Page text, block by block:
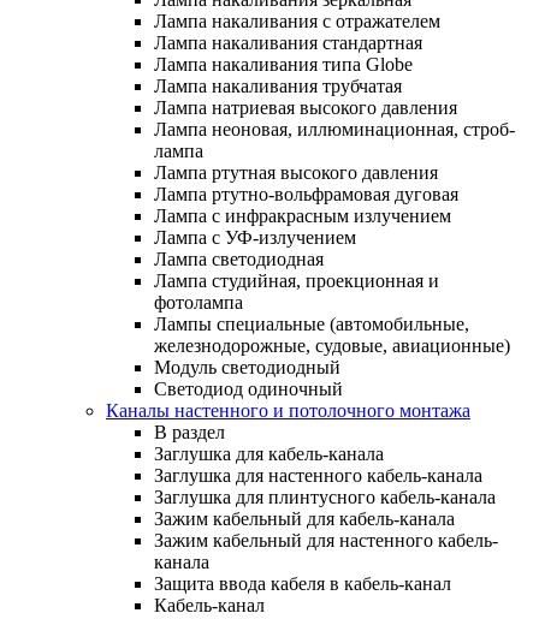
Лампа накаливания с отражателем
Лампа накаливания стандартная
Лампа накаливания типа Globe
Лампа накаливания трубчатая
Лампа натриевая высокого давления
Лампа неоновая, иллюминационная, строб-
лампа
Лампа ртутная высокого давления
Лампа ртутно-вольфрамовая дуговая
Лампа с инфракрасным излучением
Лампа с УФ-излучением
Лампа светодиодная
Лампа студийная, проекционная и
фотолампа
Лампы специальные (автомобильные,
железнодорожные, судовые, авиационные)
Модуль светодиодный
Светодиод одиночный
Каналы настенного и потолочного монтажа
В раздел
Заглушка для кабель-канала
Заглушка для настенного кабель-канала
Заглушка для плинтусного кабель-канала
Зажим кабельный для кабель-канала
Зажим кабельный для настенного кабель-
канала
Защита ввода кабеля в кабель-канал
Кабель-канал